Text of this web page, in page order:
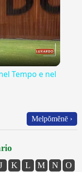
Tempo e nel
Melpŏmĕnē ›
K L M N
O